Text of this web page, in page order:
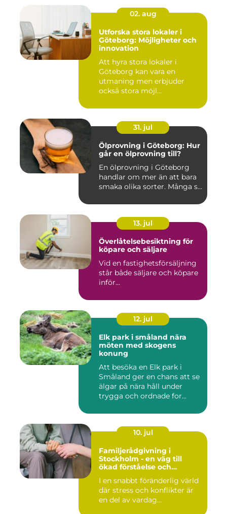
02. aug
Utforska stora lokaler i
Göteborg: Möjligheter och
innovation
Att hyra stora lokaler i
Göteborg kan vara en
utmaning men erbjuder
också stora möjl...
31. jul
Ölprovning i Göteborg: Hur
går en ölprovning till?
En ölprovning i Göteborg
handlar om mer än att bara
smaka olika sorter. Många s...
13. jul
Överlåtelsebesiktning för
köpare och säljare
Vid en fastighetsförsäljning
står både säljare och köpare
inför...
12. jul
Elk park i småland nära
möten med skogens
konung
Att besöka en Elk park i
Småland ger en chans att se
älgar på nära håll under
trygga och ordnade for...
10. jul
Familjerådgivning i
Stockholm - en väg till
ökad förståelse och
I en snabbt föränderlig värld
där stress och konflikter är
en del av vardag...